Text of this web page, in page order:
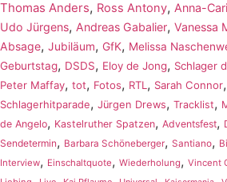
Thomas Anders, Ross Antony, Anna-
Udo Jürgens, Andreas Gabalier, Vanessa
Absage, Jubiläum, GfK, Melissa
Geburtstag, DSDS, Eloy de Jong, Schlager
Peter Maffay, tot, Fotos, RTL , Sarah Connor,
Schlagerhitparade, Jürgen Drews, Tracklist,
de Angelo, Kastelruther Spatzen, Adventsfest,
Sendetermin, Barbara Schöneberger, Santiano,
Interview, Einschaltquote, Wiederholung, Vincent